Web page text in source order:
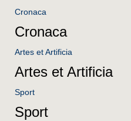
Cronaca
Cronaca
Artes et Artificia
Artes et Artificia
Sport
Sport